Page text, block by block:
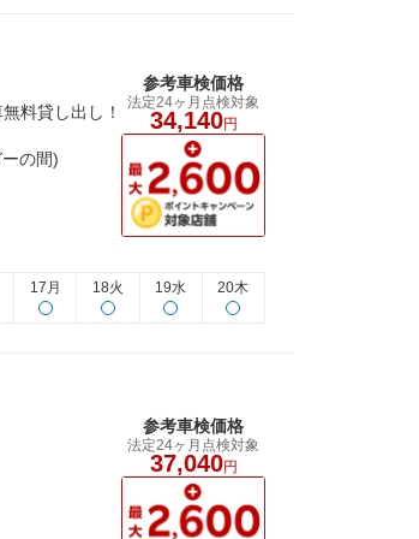
料貸し出し！
の間)
参考車検価格
法定24ヶ月点検対象
34,140円
17月 18火 19水 20木
参考車検価格
法定24ヶ月点検対象
37,040円